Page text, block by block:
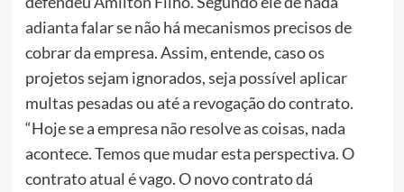
adianta falar se não há mecanismos precisos de
cobrar da empresa. Assim, entende, caso os
projetos sejam ignorados, seja possível aplicar
multas pesadas ou até a revogação do contrato.
“Hoje se a empresa não resolve as coisas, nada
acontece. Temos que mudar esta perspectiva. O
contrato atual é vago. O novo contrato dá